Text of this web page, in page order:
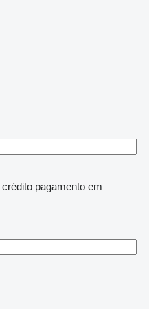
crédito pagamento em